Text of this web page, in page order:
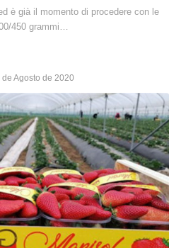
è già il momento di procedere con le
450 grammi…
de Agosto de 2020